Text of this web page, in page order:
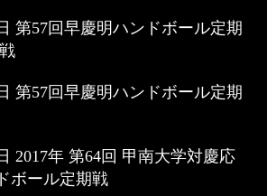
第57回早慶明ハンドボール定期
第57回早慶明ハンドボール定期
2017年 第64回 甲南大学対慶応
ボール定期戦